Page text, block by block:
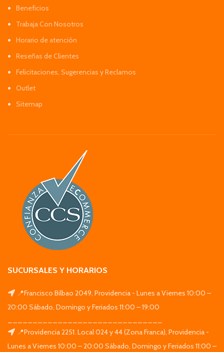
Beneficios
Trabaja Con Nosotros
Horario de atención
Reseñas de Clientes
Felicitaciones, Sugerencias y Reclamos
Outlet
Sitemap
SUCURSALES Y HORARIOS
📍Francisco Bilbao 2049, Providencia - Lunes a Viernes 10:00 –
20:00 Sábado, Domingo y Feriados 11:00 – 19:00
📍Providencia 2251. Local 024 y 44 (Zona Franca), Providencia -
Lunes a Viernes 10:00 – 20:00 Sábado, Domingo y Feriados 11:00 –